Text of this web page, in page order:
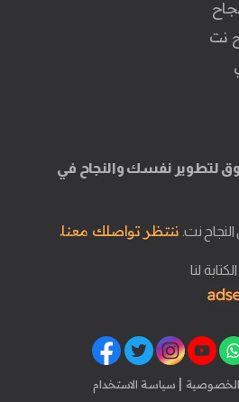
نت
لتطوير نفسك والنجاح في
نت. ننتظر تواصلك معنا.
لنا
| سياسة الاستخدام